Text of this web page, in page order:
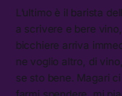
L’ultimo è il barista
a scrivere e bere
bicchiere arriva
ne voglio altro, di
se sto bene. Magari